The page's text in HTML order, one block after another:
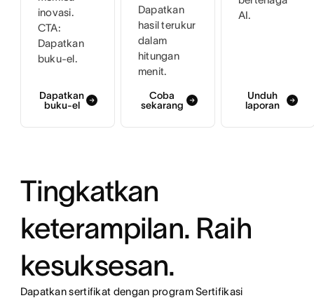
inovasi.
CTA:
Dapatkan
buku-el.
Dapatkan
buku-el
Dapatkan
hasil terukur
dalam
hitungan
menit.
Coba
sekarang
AI.
Unduh
laporan
Tingkatkan
keterampilan. Raih
kesuksesan.
Dapatkan sertifikat dengan program Sertifikasi